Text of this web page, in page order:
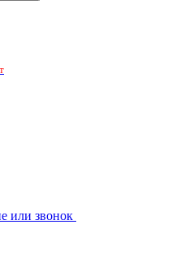
или звонок